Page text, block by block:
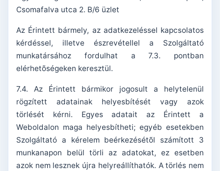
Csomafalva utca 2. B/6 üzlet
Az Érintett bármely, az adatkezeléssel kapcsolatos
kérdéssel, illetve észrevétellel a Szolgáltató
munkatársához fordulhat a 7.3. pontban
elérhetõségeken keresztül.
7.4. Az Érintett bármikor jogosult a helytelenül
rögzített adatainak helyesbítését vagy azok
törlését kérni. Egyes adatait az Érintett a
Weboldalon maga helyesbítheti; egyéb esetekben
Szolgáltató a kérelem beérkezésétõl számított 3
munkanapon belül törli az adatokat, ez esetben
azok nem lesznek újra helyreállíthatók. A törlés nem